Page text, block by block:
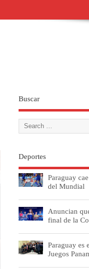
Buscar
Deportes
Paraguay
del Mundial
Anuncian
final de la
Paraguay es
Juegos